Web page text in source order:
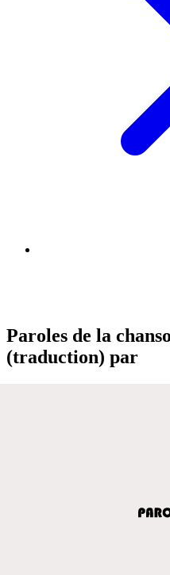
Paroles de la
(traduction) par